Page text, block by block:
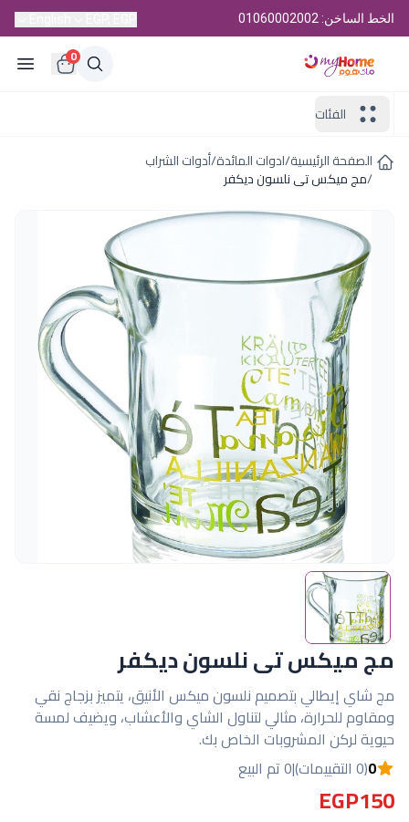
الخط الساخن: 01060002002
0
الفئات
الصفحة الرئيسية/ادوات المائدة/أدوات الشراب
/مج ميكس تى نلسون ديكفر
مج ميكس تى نلسون ديكفر
مج شاي إيطالي بتصميم نلسون ميكس الأنيق، يتميز بزجاج نقي
ومقاوم للحرارة، مثالي لتناول الشاي والأعشاب، ويضيف لمسة
حيوية لركن المشروبات الخاص بك.
0(0 التقييمات) |0 تم البيع
EGP150